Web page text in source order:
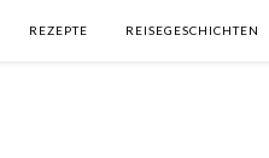
REZEPTE REISEGESCHICHTEN